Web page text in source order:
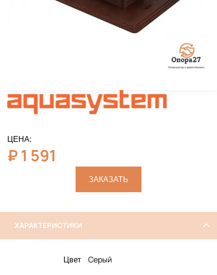
ЦЕНА:
₽ 1 591
ЗАКАЗАТЬ
ХАРАКТЕРИСТИКИ
Цвет Серый